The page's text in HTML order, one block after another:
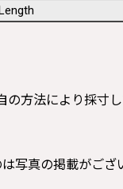
方法により採寸し
写真の掲載がござ